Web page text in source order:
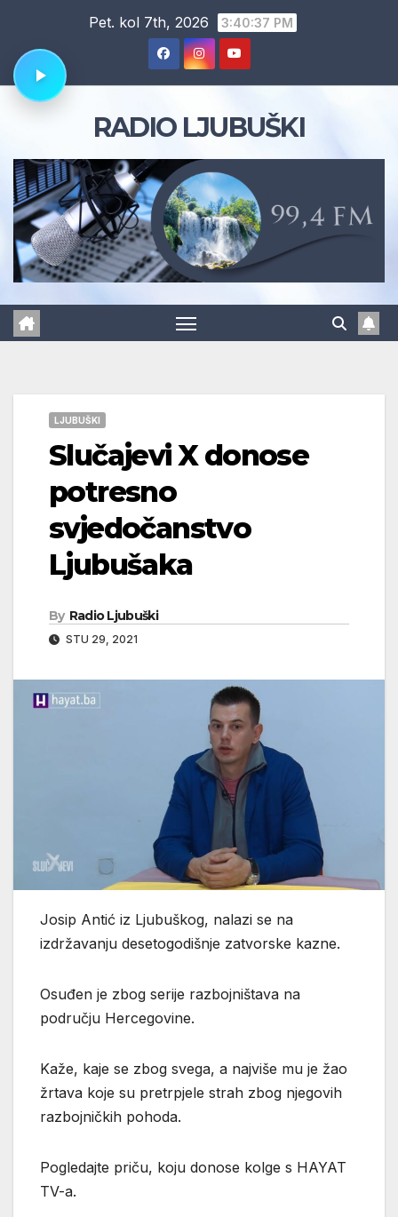
content
Pet. kol 7th, 2026 3:40:38 PM
RADIO LJUBUŠKI
LJUBUŠKI
Slučajevi X donose
potresno
svjedočanstvo
Ljubušaka
By Radio Ljubuški
STU 29, 2021
Josip Antić iz Ljubuškog, nalazi se na
izdržavanju desetogodišnje zatvorske kazne.
Osuđen je zbog serije razbojništava na
području Hercegovine.
Kaže, kaje se zbog svega, a najviše mu je žao
žrtava koje su pretrpjele strah zbog njegovih
razbojničkih pohoda.
Pogledajte priču, koju donose kolge s HAYAT
TV-a.